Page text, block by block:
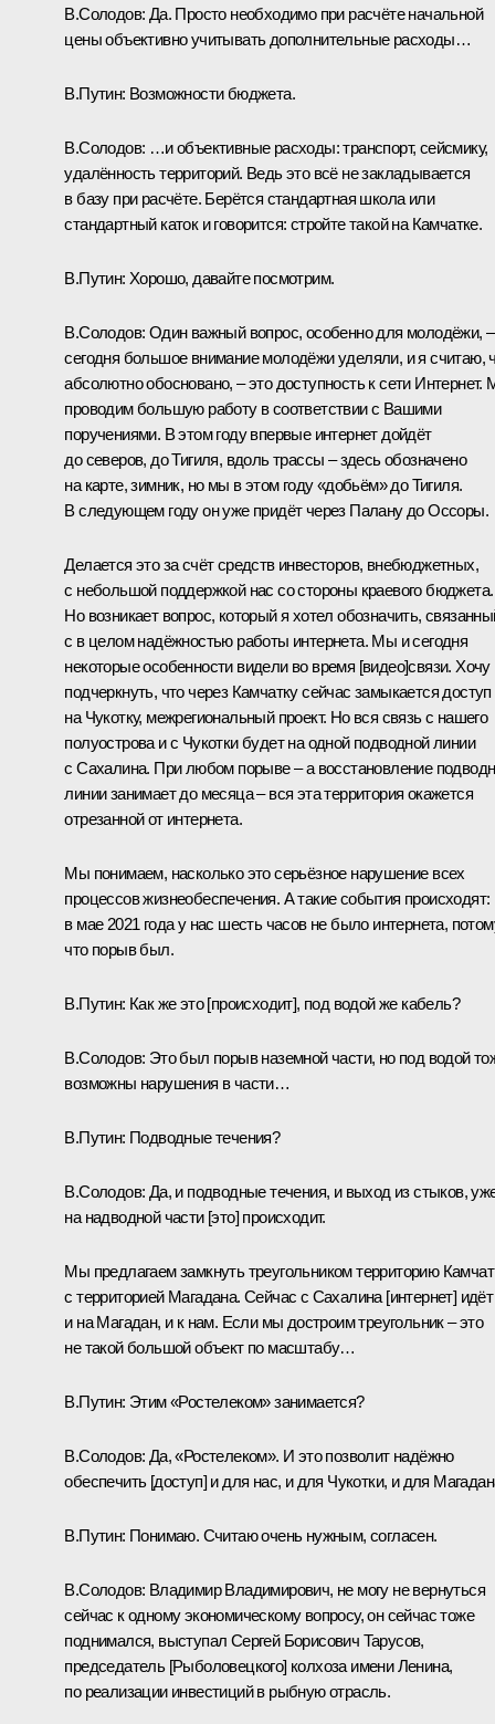
В.Солодов: Да. Просто необходимо при расчёте начальной
цены объективно учитывать дополнительные расходы…
В.Путин: Возможности бюджета.
В.Солодов: …и объективные расходы: транспорт, сейсмику,
удалённость территорий. Ведь это всё не закладывается
в базу при расчёте. Берётся стандартная школа или
стандартный каток и говорится: стройте такой на Камчатке.
В.Путин: Хорошо, давайте посмотрим.
В.Солодов: Один важный вопрос, особенно для молодёжи, –
сегодня большое внимание молодёжи уделяли, и я считаю,
абсолютно обосновано, – это доступность к сети Интернет.
проводим большую работу в соответствии с Вашими
поручениями. В этом году впервые интернет дойдёт
до северов, до Тигиля, вдоль трассы – здесь обозначено
на карте, зимник, но мы в этом году «добьём» до Тигиля.
В следующем году он уже придёт через Палану до Оссоры.
Делается это за счёт средств инвесторов, внебюджетных,
с небольшой поддержкой нас со стороны краевого бюджета.
Но возникает вопрос, который я хотел обозначить,
с в целом надёжностью работы интернета. Мы и сегодня
некоторые особенности видели во время [видео]связи. Хочу
подчеркнуть, что через Камчатку сейчас замыкается доступ
на Чукотку, межрегиональный проект. Но вся связь с нашего
полуострова и с Чукотки будет на одной подводной линии
с Сахалина. При любом порыве – а восстановление
линии занимает до месяца – вся эта территория окажется
отрезанной от интернета.
Мы понимаем, насколько это серьёзное нарушение всех
процессов жизнеобеспечения. А такие события происходят:
в мае 2021 года у нас шесть часов не было интернета,
что порыв был.
В.Путин: Как же это [происходит], под водой же кабель?
В.Солодов: Это был порыв наземной части, но под водой
возможны нарушения в части…
В.Путин: Подводные течения?
В.Солодов: Да, и подводные течения, и выход из стыков,
на надводной части [это] происходит.
Мы предлагаем замкнуть треугольником территорию
с территорией Магадана. Сейчас с Сахалина [интернет] идёт
и на Магадан, и к нам. Если мы достроим треугольник – это
не такой большой объект по масштабу…
В.Путин: Этим «Ростелеком» занимается?
В.Солодов: Да, «Ростелеком». И это позволит надёжно
обеспечить [доступ] и для нас, и для Чукотки, и для
В.Путин: Понимаю. Считаю очень нужным, согласен.
В.Солодов: Владимир Владимирович, не могу не вернуться
сейчас к одному экономическому вопросу, он сейчас тоже
поднимался, выступал Сергей Борисович Тарусов,
председатель [Рыболовецкого] колхоза имени Ленина,
по реализации инвестиций в рыбную отрасль.